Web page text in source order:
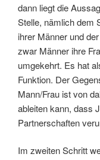
dann liegt die
Stelle, nämlich dem
ihrer Männer und
zwar Männer ihre
umgekehrt. Es hat
Funktion. Der
Mann/Frau ist von
ableiten kann, dass
Partnerschaften
Im zweiten Schritt